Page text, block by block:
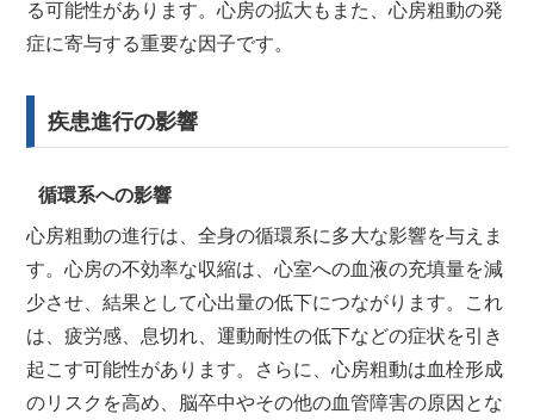
る可能性があります。心房の拡大もまた、心房粗動の発
症に寄与する重要な因子です。
疾患進行の影響
循環系への影響
心房粗動の進行は、全身の循環系に多大な影響を与えま
す。心房の不効率な収縮は、心室への血液の充填量を減
少させ、結果として心出量の低下につながります。これ
は、疲労感、息切れ、運動耐性の低下などの症状を引き
起こす可能性があります。さらに、心房粗動は血栓形成
のリスクを高め、脳卒中やその他の血管障害の原因とな